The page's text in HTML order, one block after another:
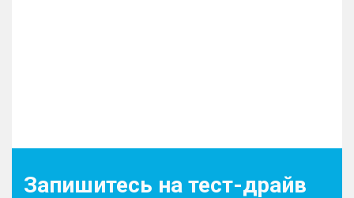
Запишитесь на тест-драйв